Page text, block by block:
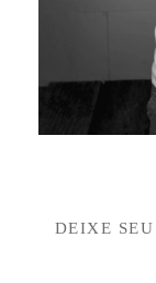
DEIXE